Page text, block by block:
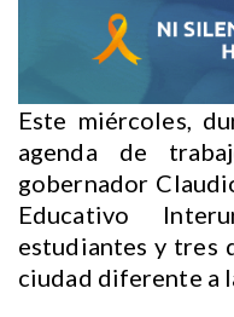
Este miércoles,
agenda de
gobernador
Educativo
estudiantes y tres
ciudad diferente a